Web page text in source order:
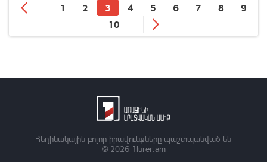
1 2 3 4 5 6 7 8
9
10
Հեղինակային բոլոր իրավունքները պաշտպանված են
© 2026 1lurer.am